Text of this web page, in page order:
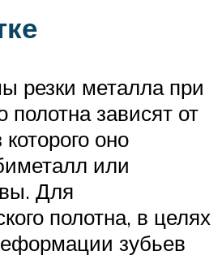
резки металла при
полотна зависят от
оно
или
Для
полотна, в целях
зубьев